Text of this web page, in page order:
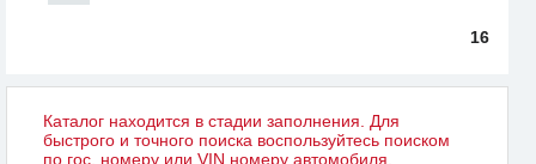
16
Каталог находится в стадии заполнения. Для
быстрого и точного поиска воспользуйтесь поиском
по гос. номеру или VIN номеру автомобиля.